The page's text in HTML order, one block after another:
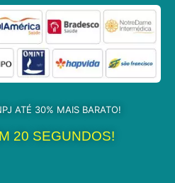
ATÉ 30% MAIS BARATO!
20 SEGUNDOS!